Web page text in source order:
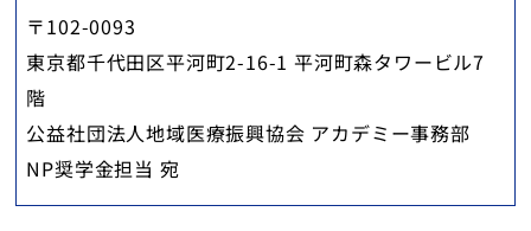
〒102-0093
東京都千代田区平河町2-16-1 平河町森タワービル7
階
公益社団法人地域医療振興協会 アカデミー事務部
NP奨学金担当 宛